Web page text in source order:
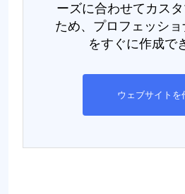
ーズに合わせてカス
ため、プロフェッショ
をすぐに作成で
ウェブサイトを